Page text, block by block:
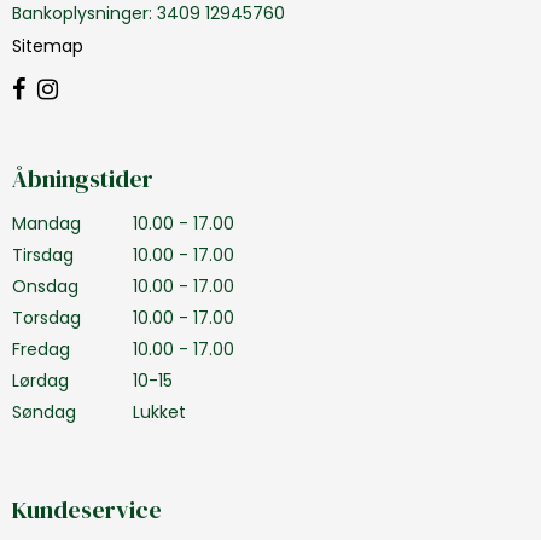
Bankoplysninger: 3409 12945760
Sitemap
Åbningstider
Mandag
10.00 - 17.00
Tirsdag
10.00 - 17.00
Onsdag
10.00 - 17.00
Torsdag
10.00 - 17.00
Fredag
10.00 - 17.00
Lørdag
10-15
Søndag
Lukket
Kundeservice